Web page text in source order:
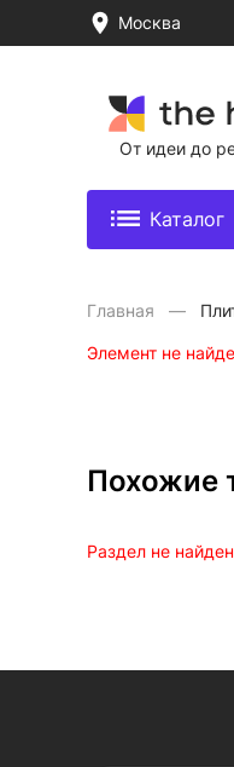
Москва
От идеи до
Каталог
Главная
Элемент не
Похожие
Раздел не найден